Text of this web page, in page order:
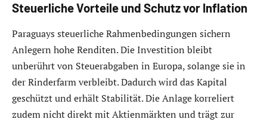
Steuerliche Vorteile und Schutz vor Inflation
Paraguays steuerliche Rahmenbedingungen sichern
Anlegern hohe Renditen. Die Investition bleibt
unberührt von Steuerabgaben in Europa, solange sie in
der Rinderfarm verbleibt. Dadurch wird das Kapital
geschützt und erhält Stabilität. Die Anlage korreliert
zudem nicht direkt mit Aktienmärkten und trägt zur